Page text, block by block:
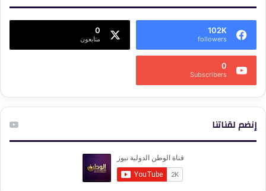
102K
followers
0
متابعون
0
Subscribers
إنضم لقناتنا